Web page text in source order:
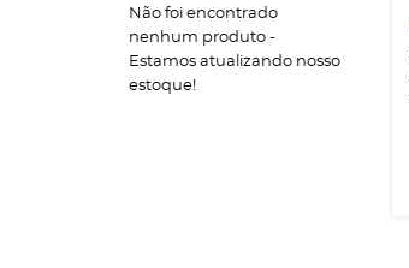
Não foi encontrado
nenhum produto -
Estamos atualizando nosso
estoque!